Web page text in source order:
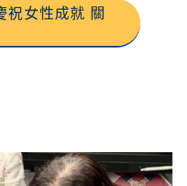
祝女性成就 關